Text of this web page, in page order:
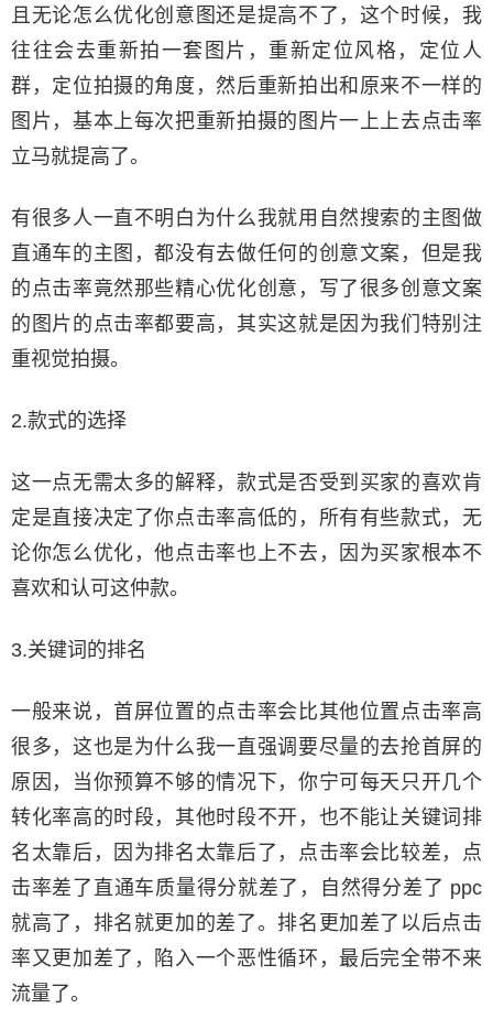
且无论怎么优化创意图还是提高不了，这个时候，我
往往会去重新拍一套图片，重新定位风格，定位人
群，定位拍摄的角度，然后重新拍出和原来不一样的
图片，基本上每次把重新拍摄的图片一上上去点击率
立马就提高了。
有很多人一直不明白为什么我就用自然搜索的主图做
直通车的主图，都没有去做任何的创意文案，但是我
的点击率竟然那些精心优化创意，写了很多创意文案
的图片的点击率都要高，其实这就是因为我们特别注
重视觉拍摄。
2.款式的选择
这一点无需太多的解释，款式是否受到买家的喜欢肯
定是直接决定了你点击率高低的，所有有些款式，无
论你怎么优化，他点击率也上不去，因为买家根本不
喜欢和认可这仲款。
3.关键词的排名
一般来说，首屏位置的点击率会比其他位置点击率高
很多，这也是为什么我一直强调要尽量的去抢首屏的
原因，当你预算不够的情况下，你宁可每天只开几个
转化率高的时段，其他时段不开，也不能让关键词排
名太靠后，因为排名太靠后了，点击率会比较差，点
击率差了直通车质量得分就差了，自然得分差了 ppc
就高了，排名就更加的差了。排名更加差了以后点击
率又更加差了，陷入一个恶性循环，最后完全带不来
流量了。